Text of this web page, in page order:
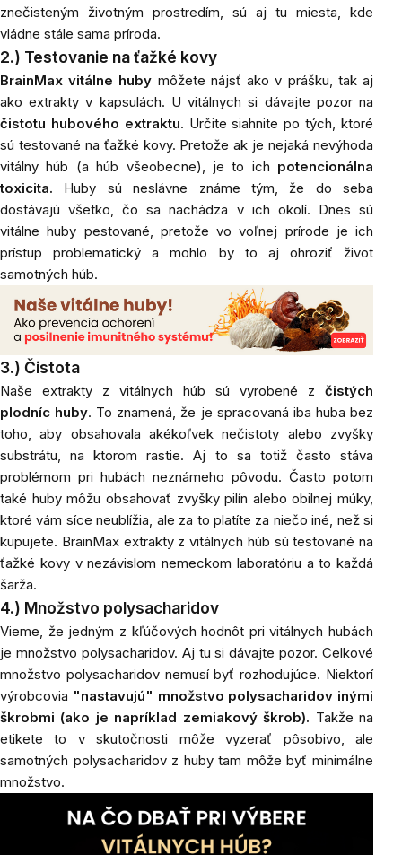
znečisteným životným prostredím, sú aj tu miesta, kde
vládne stále sama príroda.
2.) Testovanie na ťažké kovy
BrainMax vitálne huby môžete nájsť ako v prášku, tak aj
ako extrakty v kapsulách. U vitálnych si dávajte pozor na
čistotu hubového extraktu. Určite siahnite po tých, ktoré
sú testované na ťažké kovy. Pretože ak je nejaká nevýhoda
vitálny húb (a húb všeobecne), je to ich potencionálna
toxicita. Huby sú neslávne známe tým, že do seba
dostávajú všetko, čo sa nachádza v ich okolí. Dnes sú
vitálne huby pestované, pretože vo voľnej prírode je ich
prístup problematický a mohlo by to aj ohroziť život
samotných húb.
3.) Čistota
Naše extrakty z vitálnych húb sú vyrobené z čistých
plodníc huby. To znamená, že je spracovaná iba huba bez
toho, aby obsahovala akékoľvek nečistoty alebo zvyšky
substrátu, na ktorom rastie. Aj to sa totiž často stáva
problémom pri hubách neznámeho pôvodu. Často potom
také huby môžu obsahovať zvyšky pilín alebo obilnej múky,
ktoré vám síce neublížia, ale za to platíte za niečo iné, než si
kupujete. BrainMax extrakty z vitálnych húb sú testované na
ťažké kovy v nezávislom nemeckom laboratóriu a to každá
šarža.
4.) Množstvo polysacharidov
Vieme, že jedným z kľúčových hodnôt pri vitálnych hubách
je množstvo polysacharidov. Aj tu si dávajte pozor. Celkové
množstvo polysacharidov nemusí byť rozhodujúce. Niektorí
výrobcovia "nastavujú" množstvo polysacharidov inými
škrobmi (ako je napríklad zemiakový škrob). Takže na
etikete to v skutočnosti môže vyzerať pôsobivo, ale
samotných polysacharidov z huby tam môže byť minimálne
množstvo.